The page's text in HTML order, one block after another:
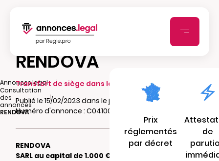
Annonces.legal
|
Consultation
des
annonces
|
RENDOVA
RENDOVA
Transfert de siège dans le même ressort
Publié le 15/02/2023 dans le journal La Croix
Numéro d'annonce : C0410006179af
RENDOVA
SARL au capital de 1.000 €
Prix
réglementés
par décret
de